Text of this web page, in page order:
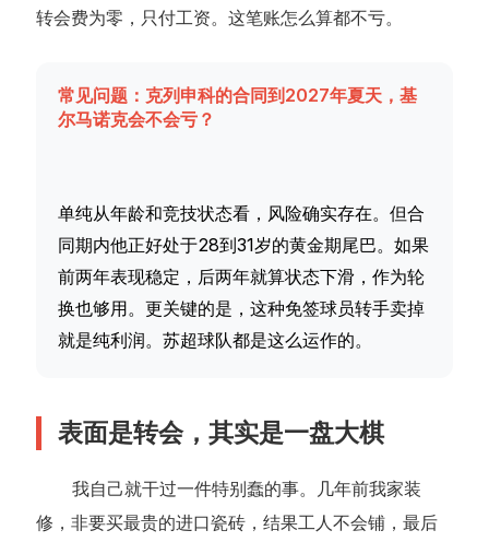
转会费为零，只付工资。这笔账怎么算都不亏。
常见问题：克列申科的合同到2027年夏天，基
尔马诺克会不会亏？
单纯从年龄和竞技状态看，风险确实存在。但合
同期内他正好处于28到31岁的黄金期尾巴。如果
前两年表现稳定，后两年就算状态下滑，作为轮
换也够用。更关键的是，这种免签球员转手卖掉
就是纯利润。苏超球队都是这么运作的。
表面是转会，其实是一盘大棋
我自己就干过一件特别蠢的事。几年前我家装
修，非要买最贵的进口瓷砖，结果工人不会铺，最后